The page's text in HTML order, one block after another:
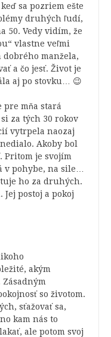
sa pozriem ešte
druhých ľudí,
50. Vedy vidím, že
vlastne veľmi
dobrého manžela,
a čo jesť. Život je
aj po stovku… 😉
pre mňa stará
za tých 30 rokov
vytrpela naozaj
Akoby bol
Pritom je svojím
v pohybe, na sile…
ho za druhých.
Jej postoj a pokoj
akým
so životom.
sťažovať sa,
kam nás to
ale potom svoj